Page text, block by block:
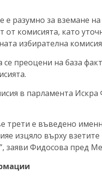
е разумно за вземане
от комисията, като
избирателна
се преоцени на база
в парламента Искра
трети е въведено
изцяло върху
заяви Фидосова пред